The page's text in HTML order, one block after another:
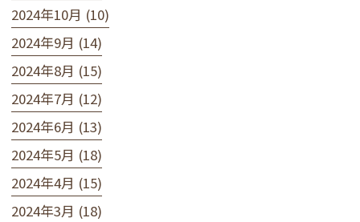
2024年10月 (10)
2024年9月 (14)
2024年8月 (15)
2024年7月 (12)
2024年6月 (13)
2024年5月 (18)
2024年4月 (15)
2024年3月 (18)